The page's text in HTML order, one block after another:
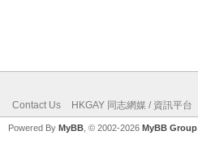
Contact Us HKGAY 同志網媒 / 資訊平台
Powered By MyBB , © 2002-2026 MyBB Group